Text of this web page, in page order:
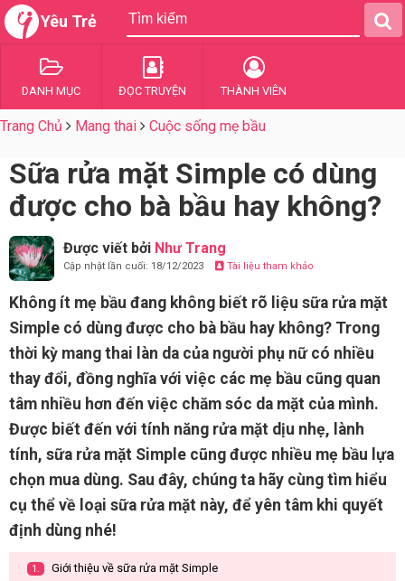
Yêu Trẻ
DANH MỤC ĐỌC TRUYỆN THÀNH VIÊN
Trang Chủ Mang thai Cuộc sống mẹ bầu
Sữa rửa mặt Simple có dùng
được cho bà bầu hay không?
Được viết bởi Như Trang
Cập nhật lần cuối: 18/12/2023 Tài liệu tham khảo
Không ít mẹ bầu đang không biết rõ liệu sữa rửa mặt
Simple có dùng được cho bà bầu hay không? Trong
thời kỳ mang thai làn da của người phụ nữ có nhiều
thay đổi, đồng nghĩa với việc các mẹ bầu cũng quan
tâm nhiều hơn đến việc chăm sóc da mặt của mình.
Được biết đến với tính năng rửa mặt dịu nhẹ, lành
tính, sữa rửa mặt Simple cũng được nhiều mẹ bầu lựa
chọn mua dùng. Sau đây, chúng ta hãy cùng tìm hiểu
cụ thể về loại sữa rửa mặt này, để yên tâm khi quyết
định dùng nhé!
1. Giới thiệu về sữa rửa mặt Simple